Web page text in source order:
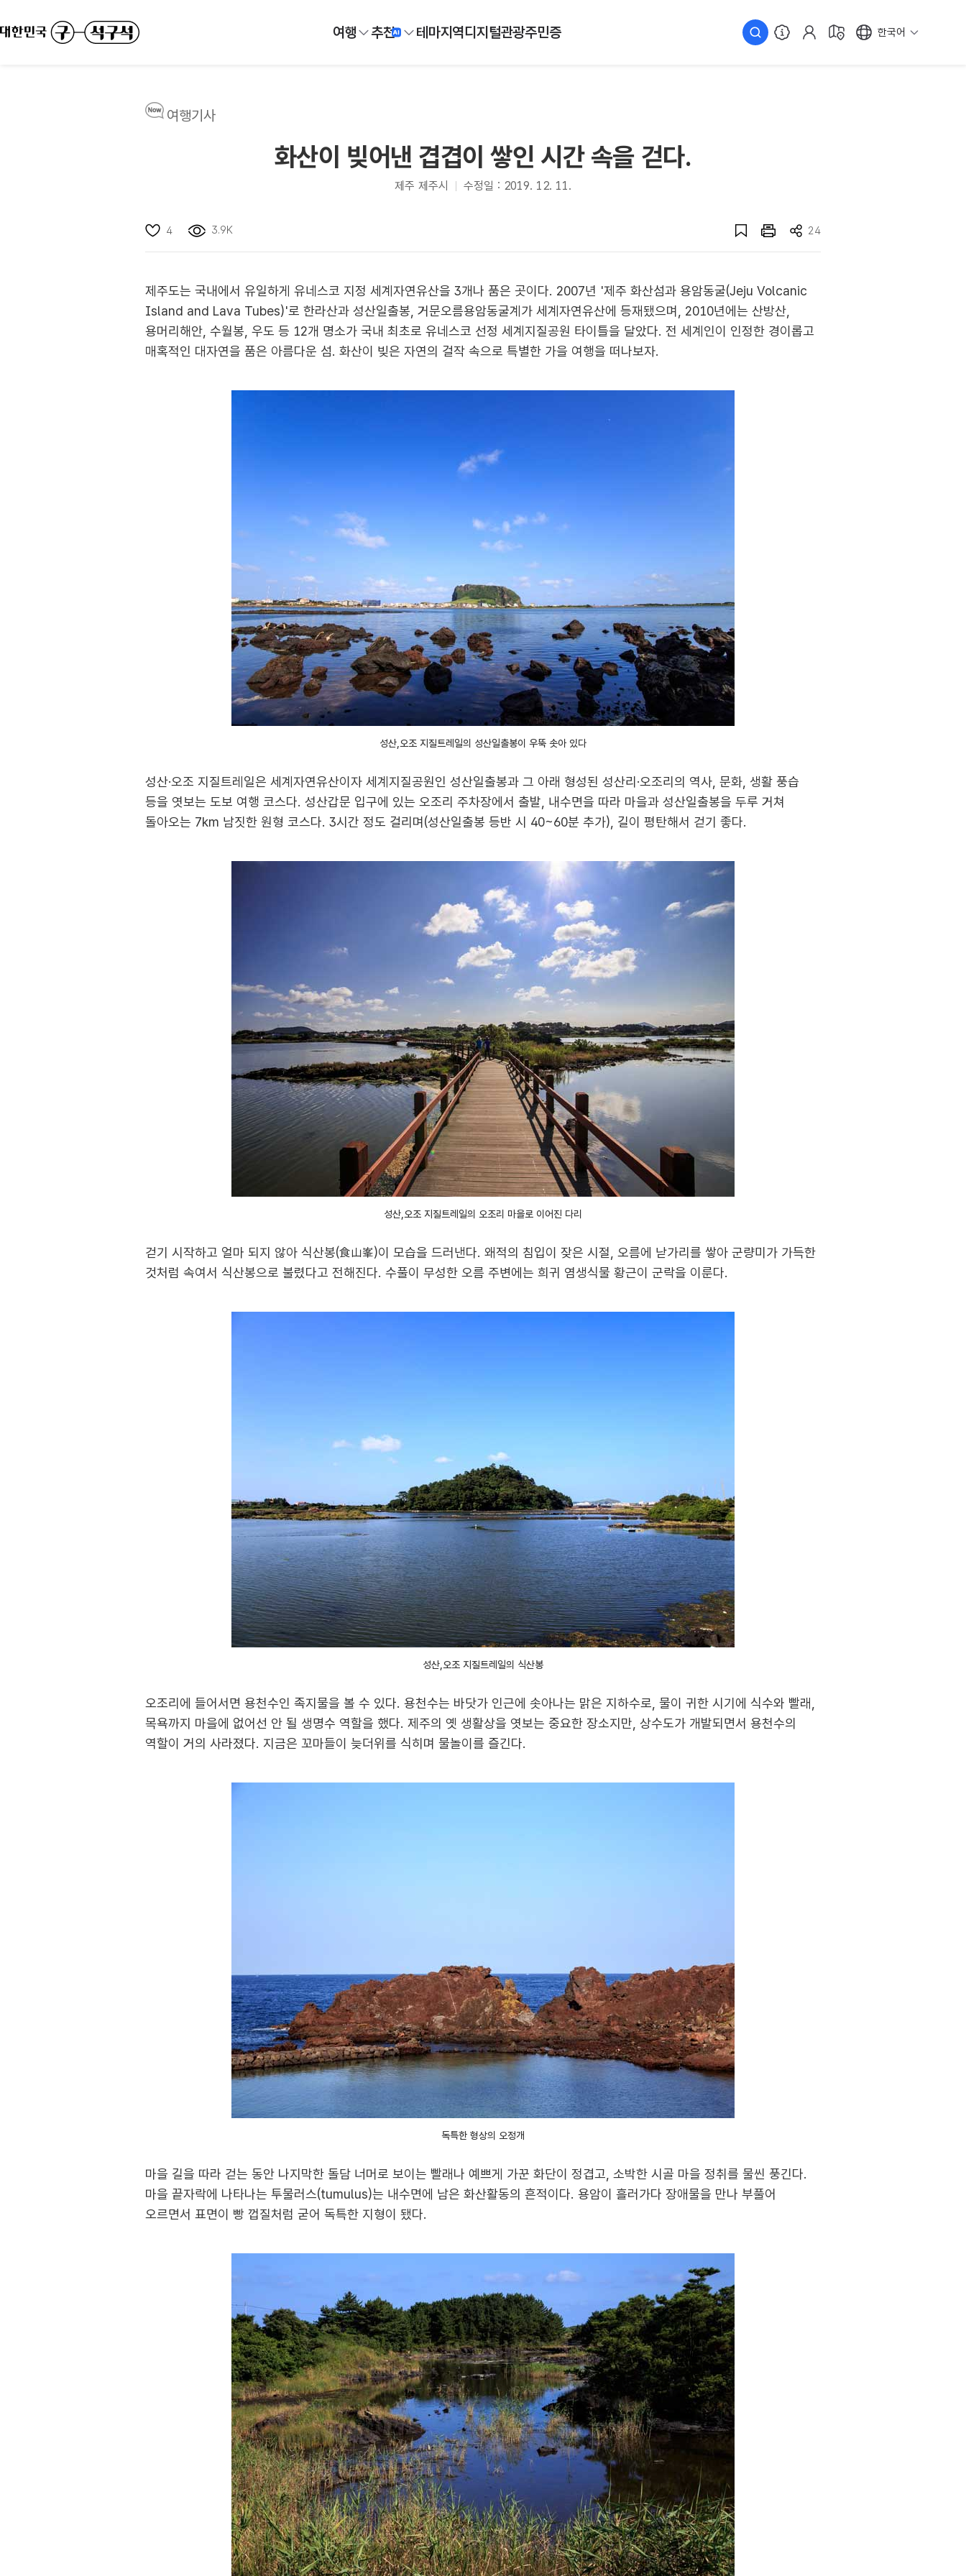
여행 추천 테마지역디지털관광주민증 한국어
여행기사
화산이 빚어낸 겹겹이 쌓인 시간 속을 걷다.
제주 제주시 수정일 : 2019. 12. 11.
4 3.9K 24
제주도는 국내에서 유일하게 유네스코 지정 세계자연유산을 3개나 품은 곳이다. 2007년 '제주 화산섬과 용암동굴(Jeju Volcanic
Island and Lava Tubes)'로 한라산과 성산일출봉, 거문오름용암동굴계가 세계자연유산에 등재됐으며, 2010년에는 산방산,
용머리해안, 수월봉, 우도 등 12개 명소가 국내 최초로 유네스코 선정 세계지질공원 타이틀을 달았다. 전 세계인이 인정한 경이롭고
매혹적인 대자연을 품은 아름다운 섬. 화산이 빚은 자연의 걸작 속으로 특별한 가을 여행을 떠나보자.
성산,오조 지질트레일의 성산일출봉이 우뚝 솟아 있다
성산·오조 지질트레일은 세계자연유산이자 세계지질공원인 성산일출봉과 그 아래 형성된 성산리·오조리의 역사, 문화, 생활 풍습
등을 엿보는 도보 여행 코스다. 성산갑문 입구에 있는 오조리 주차장에서 출발, 내수면을 따라 마을과 성산일출봉을 두루 거쳐
돌아오는 7km 남짓한 원형 코스다. 3시간 정도 걸리며(성산일출봉 등반 시 40~60분 추가), 길이 평탄해서 걷기 좋다.
성산,오조 지질트레일의 오조리 마을로 이어진 다리
걷기 시작하고 얼마 되지 않아 식산봉(食山峯)이 모습을 드러낸다. 왜적의 침입이 잦은 시절, 오름에 낟가리를 쌓아 군량미가 가득한
것처럼 속여서 식산봉으로 불렸다고 전해진다. 수풀이 무성한 오름 주변에는 희귀 염생식물 황근이 군락을 이룬다.
성산,오조 지질트레일의 식산봉
오조리에 들어서면 용천수인 족지물을 볼 수 있다. 용천수는 바닷가 인근에 솟아나는 맑은 지하수로, 물이 귀한 시기에 식수와 빨래,
목욕까지 마을에 없어선 안 될 생명수 역할을 했다. 제주의 옛 생활상을 엿보는 중요한 장소지만, 상수도가 개발되면서 용천수의
역할이 거의 사라졌다. 지금은 꼬마들이 늦더위를 식히며 물놀이를 즐긴다.
독특한 형상의 오정개
마을 길을 따라 걷는 동안 나지막한 돌담 너머로 보이는 빨래나 예쁘게 가꾼 화단이 정겹고, 소박한 시골 마을 정취를 물씬 풍긴다.
마을 끝자락에 나타나는 투물러스(tumulus)는 내수면에 남은 화산활동의 흔적이다. 용암이 흘러가다 장애물을 만나 부풀어
오르면서 표면이 빵 껍질처럼 굳어 독특한 지형이 됐다.